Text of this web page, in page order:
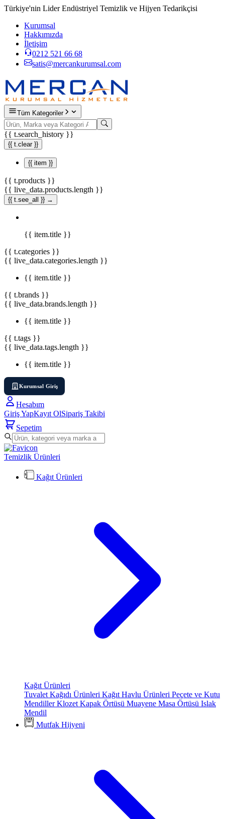
Türkiye'nin Lider Endüstriyel Temizlik ve Hijyen Tedarikçisi
Kurumsal
Hakkımızda
İletişim
0212 521 66 68
satis@mercankurumsal.com
Tüm Kategoriler
{{ t.search_history }}
{{ t.clear }}
{{ item }}
{{ t.products }}
{{ live_data.products.length }}
{{ t.see_all }} →
{{ item.title }}
{{ t.categories }}
{{ live_data.categories.length }}
{{ item.title }}
{{ t.brands }}
{{ live_data.brands.length }}
{{ item.title }}
{{ t.tags }}
{{ live_data.tags.length }}
{{ item.title }}
Kurumsal Giriş
Hesabım
Giriş YapKayıt OlSipariş Takibi
Sepetim
Temizlik Ürünleri
Kağıt Ürünleri
Kağıt Ürünleri
Tuvalet Kağıdı Ürünleri Kağıt Havlu Ürünleri Peçete ve Kutu
MendillerKlozet Kapak Örtüsü Muayene Masa Örtüsü Islak
Mendil
Mutfak Hijyeni